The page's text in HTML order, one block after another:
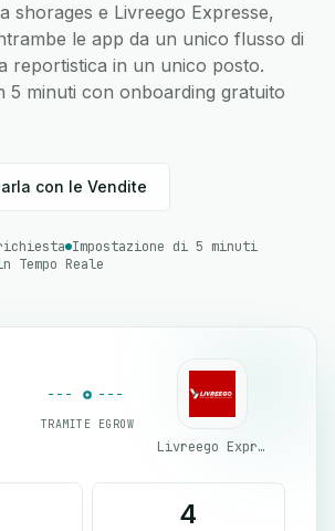
shorages e Livreego Expresse,
le app da un unico flusso di
reportistica in un unico posto.
5 minuti con onboarding gratuito
con le Vendite
Impostazione di 5 minuti
Tempo Reale
TRAMITE EGROW
Livreego Expresse
4